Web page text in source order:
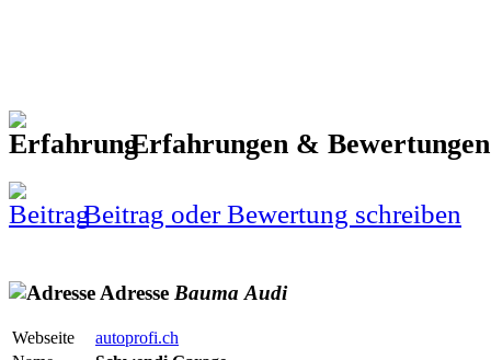
Erfahrungen &
Beitrag oder Bewertung schreiben
Adresse Bauma Audi
Webseite
autoprofi.ch